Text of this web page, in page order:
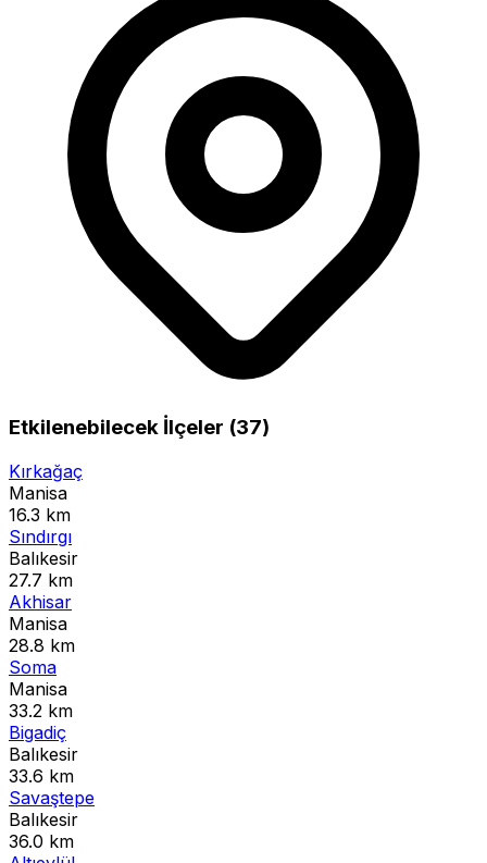
Etkilenebilecek İlçeler (37)
Kırkağaç
Manisa
16.3 km
Sındırgı
Balıkesir
27.7 km
Akhisar
Manisa
28.8 km
Soma
Manisa
33.2 km
Bigadiç
Balıkesir
33.6 km
Savaştepe
Balıkesir
36.0 km